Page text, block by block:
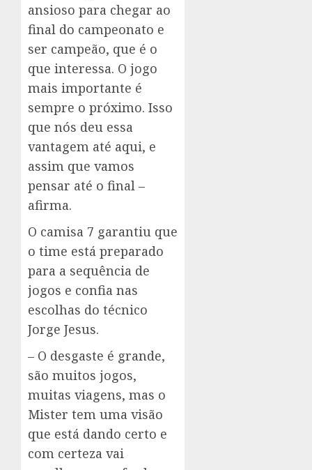
ansioso para chegar ao
final do campeonato e
ser campeão, que é o
que interessa. O jogo
mais importante é
sempre o próximo. Isso
que nós deu essa
vantagem até aqui, e
assim que vamos
pensar até o final –
afirma.
O camisa 7 garantiu que
o time está preparado
para a sequência de
jogos e confia nas
escolhas do técnico
Jorge Jesus.
– O desgaste é grande,
são muitos jogos,
muitas viagens, mas o
Mister tem uma visão
que está dando certo e
com certeza vai